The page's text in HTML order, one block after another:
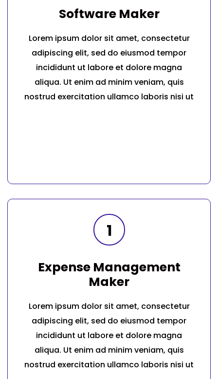
Software Maker
Lorem ipsum dolor sit amet, consectetur
adipiscing elit, sed do eiusmod tempor
incididunt ut labore et dolore magna
aliqua. Ut enim ad minim veniam, quis
nostrud exercitation ullamco laboris nisi ut
1
Expense Management
Maker
Lorem ipsum dolor sit amet, consectetur
adipiscing elit, sed do eiusmod tempor
incididunt ut labore et dolore magna
aliqua. Ut enim ad minim veniam, quis
nostrud exercitation ullamco laboris nisi ut